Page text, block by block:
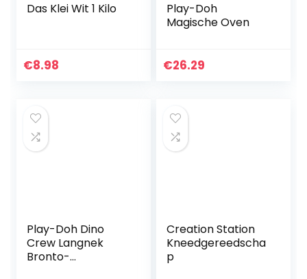
Das Klei Wit 1 Kilo
€8.98
Play-Doh
Magische Oven
€26.29
Play-Doh Dino
Crew Langnek
Bronto-
Creation Station
Kneedgereedscha
p